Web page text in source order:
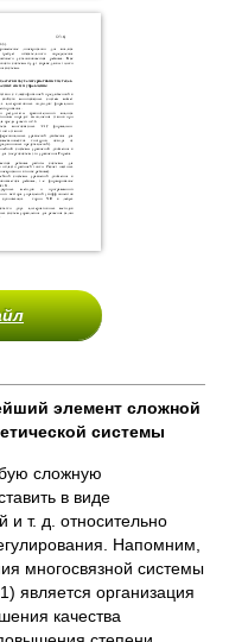
элемент сложной
системы
сложную
в виде
и т. д. относительно
Напомним,
многосвязной системы
является организация
качества